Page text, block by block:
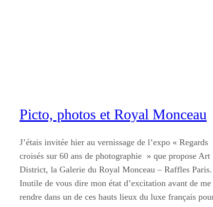
Picto, photos et Royal Monceau
J’étais invitée hier au vernissage de l’expo « Regards
croisés sur 60 ans de photographie » que propose Art
District, la Galerie du Royal Monceau – Raffles Paris.
Inutile de vous dire mon état d’excitation avant de me
rendre dans un de ces hauts lieux du luxe français